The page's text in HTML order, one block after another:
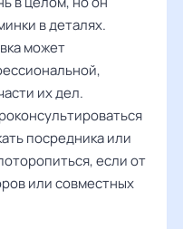
в деталях.
может
их дел.
посредника или
если от
или совместных